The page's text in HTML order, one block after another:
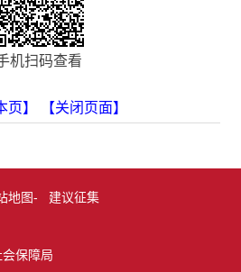
机扫码查看
页】 【关闭页面】
地图- 建议征集
保障局